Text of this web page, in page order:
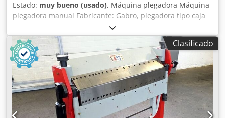
Estado: muy bueno (usado), Máquina plegadora Máquina
plegadora manual Fabricante: Gabro, plegadora tipo caja
Modelo: BF Capacidad de plegado: 500 x 2 mm Acero: 1000
x 1,25 mm Mediante el uso de un carro de plegado
dividido, se pueden fabricar cajas con las siguientes
dimensiones: 1000 x 570 x 215 mm Precio nuevo: 2733
euros Longitud: 1200 mm Credezdp Hxopfx Abuef
Anchura: 750 mm Altura con palé: 1400 mm Peso con palé:
155 kg
Clasificado